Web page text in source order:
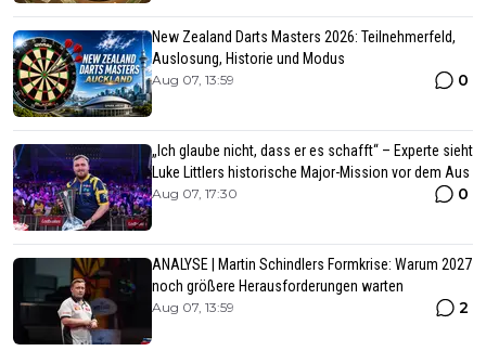
New Zealand Darts Masters 2026: Teilnehmerfeld,
Auslosung, Historie und Modus
Aug 07, 13:59 0
„Ich glaube nicht, dass er es schafft“ – Experte sieht
Luke Littlers historische Major-Mission vor dem Aus
Aug 07, 17:30 0
ANALYSE | Martin Schindlers Formkrise: Warum 2027
noch größere Herausforderungen warten
Aug 07, 13:59 2